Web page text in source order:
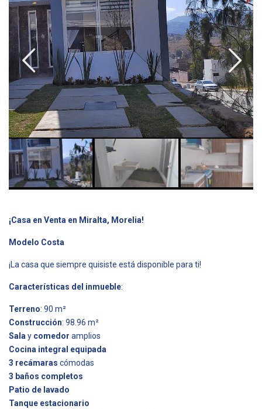
¡Casa en Venta en Miralta, Morelia!
Modelo Costa
¡La casa que siempre quisiste está disponible para ti!
Características del inmueble:
Terreno: 90 m²
Construcción: 98.96 m²
Salay comedor amplios
Cocina integral equipada
3 recámaras cómodas
3 baños completos
Patio de lavado
Tanque estacionario